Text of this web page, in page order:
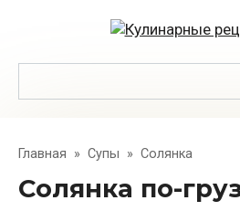
Главная » Супы » Солянка
Солянка по-